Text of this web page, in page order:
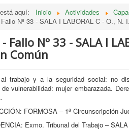
aquí: Inicio Actividades
Nº 33 - SALA I LABORAL C - O.,
Fallo Nº 33 - SALA I
Común
al trabajo y a la seguridad social: no
vulnerabilidad: mujer embarazada.
FORMOSA – 1ª Circunscripción
Exmo. Tribunal del Trabajo –